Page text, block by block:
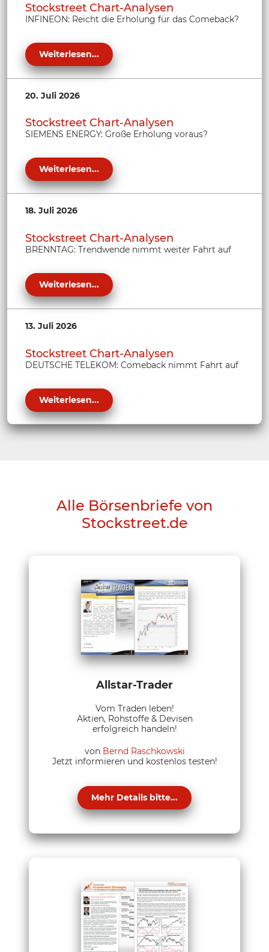
Stockstreet Chart-Analysen
INFINEON: Reicht die Erholung für das Comeback?
Weiterlesen...
20. Juli 2026
Stockstreet Chart-Analysen
SIEMENS ENERGY: Große Erholung voraus?
Weiterlesen...
18. Juli 2026
Stockstreet Chart-Analysen
BRENNTAG: Trendwende nimmt weiter Fahrt auf
Weiterlesen...
13. Juli 2026
Stockstreet Chart-Analysen
DEUTSCHE TELEKOM: Comeback nimmt Fahrt auf
Weiterlesen...
Alle Börsenbriefe von
Stockstreet.de
Allstar-Trader
Vom Traden leben!
Aktien, Rohstoffe & Devisen
erfolgreich handeln!
von Bernd Raschkowski
Jetzt informieren und kostenlos testen!
Mehr Details bitte...